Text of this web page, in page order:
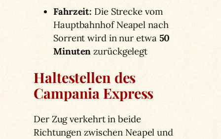
Fahrzeit: Die Strecke vom
Hauptbahnhof Neapel nach
Sorrent wird in nur etwa 50
Minuten zurückgelegt
Haltestellen des
Campania Express
Der Zug verkehrt in beide
Richtungen zwischen Neapel und